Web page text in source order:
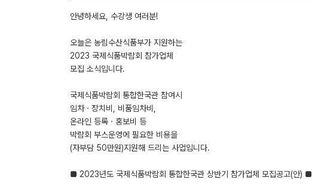
안녕하세요, 수강생 여러분!
오늘은 농림수산식품부가 지원하는
2023 국제식품박람회 참가업체
모집 소식입니다.
국제식품박람회 통합한국관 참여시
임차ㆍ장치비, 비품임차비,
온라인 등록ㆍ홍보비 등
박람회 부스운영에 필요한 비용을
(자부담 50만원)지원해 드리는 사업입니다.
■ 2023년도 국제식품박람회 통합한국관 상반기 참가업체 모집공고(안) ■